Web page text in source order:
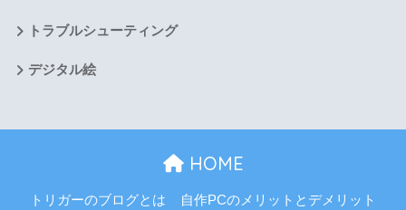
トラブルシューティング
デジタル絵
HOME
トリガーのブログとは 自作PCのメリットとデメリット